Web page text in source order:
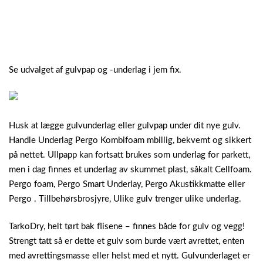
Se udvalget af gulvpap og -underlag i jem fix.
Husk at lægge gulvunderlag eller gulvpap under dit nye gulv.
Handle Underlag Pergo Kombifoam mbillig, bekvemt og sikkert
på nettet. Ullpapp kan fortsatt brukes som underlag for parkett,
men i dag finnes et underlag av skummet plast, såkalt Cellfoam.
Pergo foam, Pergo Smart Underlay, Pergo Akustikkmatte eller
Pergo . Tillbehørsbrosjyre, Ulike gulv trenger ulike underlag.
TarkoDry, helt tørt bak flisene – finnes både for gulv og vegg!
Strengt tatt så er dette et gulv som burde vært avrettet, enten
med avrettingsmasse eller helst med et nytt. Gulvunderlaget er